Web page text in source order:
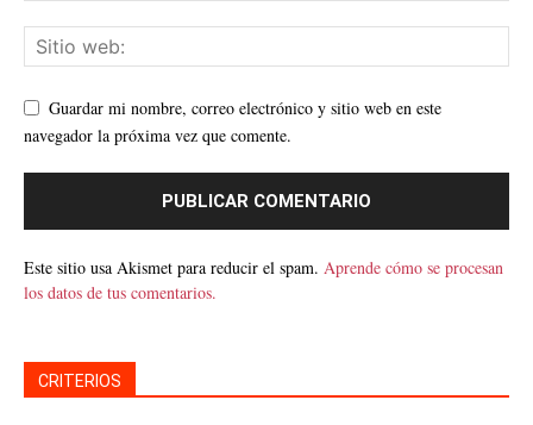
Guardar mi nombre, correo electrónico y sitio web en este
navegador la próxima vez que comente.
Este sitio usa Akismet para reducir el spam. Aprende cómo se procesan
los datos de tus comentarios.
CRITERIOS